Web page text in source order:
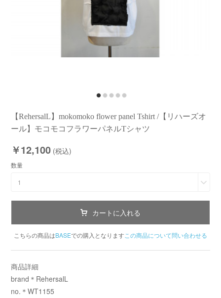
【RehersalL】mokomoko flower panel Tshirt /【リハーズオ
ール】モコモコフラワーパネルTシャツ
￥12,100 (税込)
数量
1
カートに入れる
こちらの商品はBASEでの購入となります この商品について問い合わせる
商品詳細
brand＊RehersalL
no.＊WT1155